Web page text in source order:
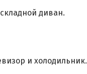
диван.
и холодильник.